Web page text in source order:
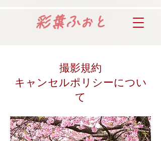
​彩葉ふぉと
​撮影規約
キャンセルポリシーについ
て